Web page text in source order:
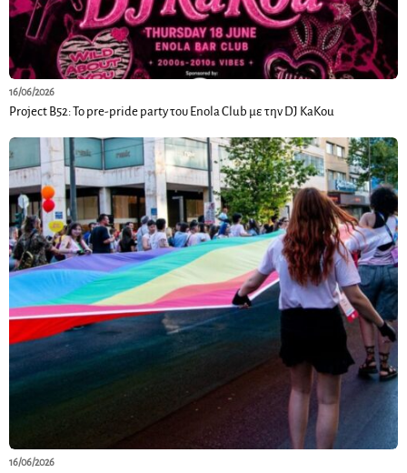
16/06/2026
Project B52: Το pre-pride party του Enola Club με την DJ KaKou
16/06/2026